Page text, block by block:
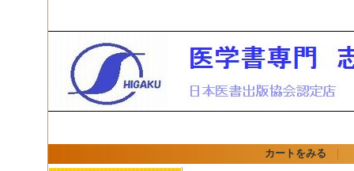
カートをみる